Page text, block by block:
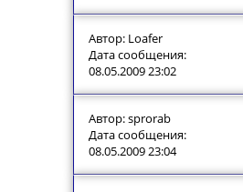
Автор: Loafer
Дата сообщения:
08.05.2009 23:02
Автор: sprorab
Дата сообщения:
08.05.2009 23:04